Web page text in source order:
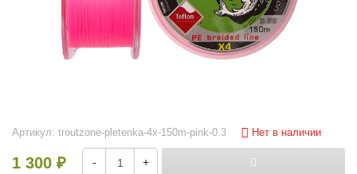
Артикул: troutzone-pletenka-4x-150m-pink-0.3 Нет в наличии
1 300 ₽ - +